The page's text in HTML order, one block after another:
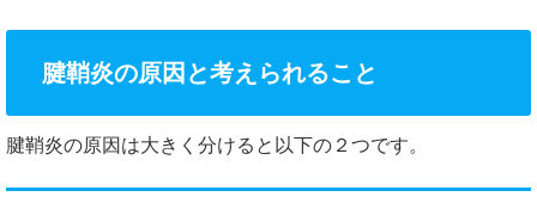
腱鞘炎の原因と考えられること
腱鞘炎の原因は大きく分けると以下の２つです。